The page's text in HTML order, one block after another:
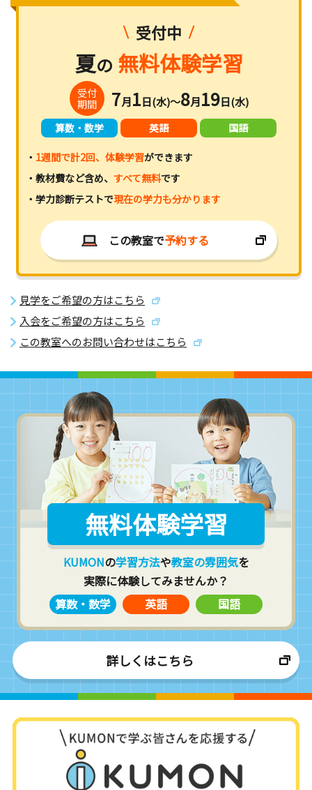
受付中
夏の 無料体験学習
受付
期間
7月1日(水)～8月19日(水)
算数・数学 英語 国語
・ 1週間で計2回、体験学習ができます
・教材費など含め、 すべて無料です
・学力診断テストで現在の学力も分かります
この教室で予約する
見学をご希望の方はこちら
入会をご希望の方はこちら
この教室へのお問い合わせはこちら
無料体験学習
KUMONの学習方法や教室の雰囲気を
実際に体験してみませんか？
算数・数学
英語 国語
詳しくはこちら